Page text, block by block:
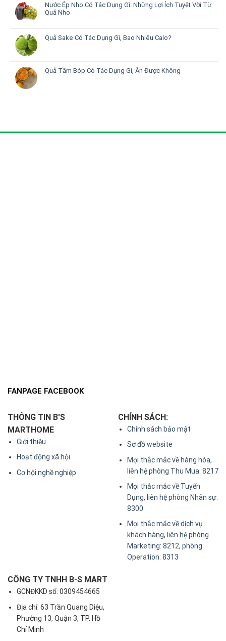
Nước Ép Nho Có Tác Dụng Gì: Những Lợi Ích Tuyệt Vời Từ
Quả Nho
Quả Sake Có Tác Dụng Gì, Bao Nhiêu Calo?
Quả Tầm Bóp Có Tác Dụng Gì, Ăn Được Không
FANPAGE FACEBOOK
THÔNG TIN B'S
MARTHOME
Giới thiệu
Hoạt động xã hội
Cơ hội nghề nghiệp
CHÍNH SÁCH:
Chính sách bảo mật
Sơ đồ website
Mọi thắc mắc về hàng hóa,
liên hệ phòng Thu Mua: 8217
Mọi thắc mắc về Tuyển
Dụng, liên hệ phòng Nhân sự:
8300
Mọi thắc mắc về dịch vụ
khách hàng, liên hệ phòng
Marketing: 8212, phòng
Operation: 8313
CÔNG TY TNHH B-S MART
GCNĐKKD số: 0309454665
Địa chỉ: 63 Trần Quang Diệu,
Phường 13, Quận 3, TP. Hồ
Chí Minh